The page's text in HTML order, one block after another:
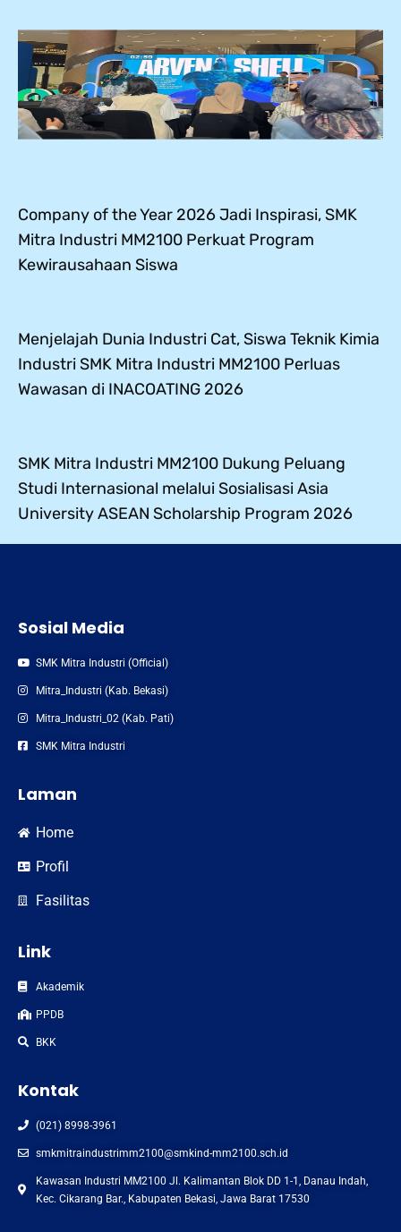
Company of the Year 2026 Jadi Inspirasi, SMK
Mitra Industri MM2100 Perkuat Program
Kewirausahaan Siswa
Menjelajah Dunia Industri Cat, Siswa Teknik Kimia
Industri SMK Mitra Industri MM2100 Perluas
Wawasan di INACOATING 2026
SMK Mitra Industri MM2100 Dukung Peluang
Studi Internasional melalui Sosialisasi Asia
University ASEAN Scholarship Program 2026
Sosial Media
SMK Mitra Industri (Official)
Mitra_Industri (Kab. Bekasi)
Mitra_Industri_02 (Kab. Pati)
SMK Mitra Industri
Laman
Home
Profil
Fasilitas
Link
Akademik
PPDB
BKK
Kontak
(021) 8998-3961
smkmitraindustrimm2100@smkind-mm2100.sch.id
Kawasan Industri MM2100 Jl. Kalimantan Blok DD 1-1, Danau Indah,
Kec. Cikarang Bar., Kabupaten Bekasi, Jawa Barat 17530